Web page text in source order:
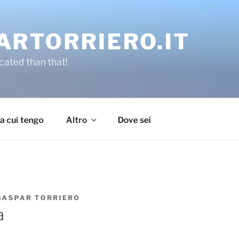
than that!
cui tengo Altro Dove sei
TORRIERO